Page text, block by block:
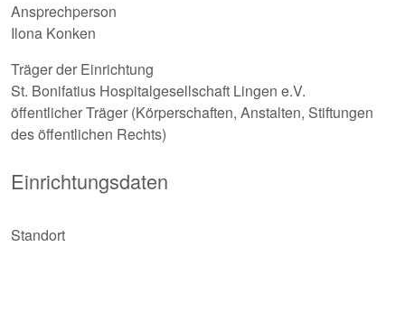
Ansprechperson
Ilona Konken
Träger der Einrichtung
St. Bonifatius Hospitalgesellschaft Lingen e.V.
öffentlicher Träger (Körperschaften, Anstalten, Stiftungen
des öffentlichen Rechts)
Einrichtungsdaten
Standort